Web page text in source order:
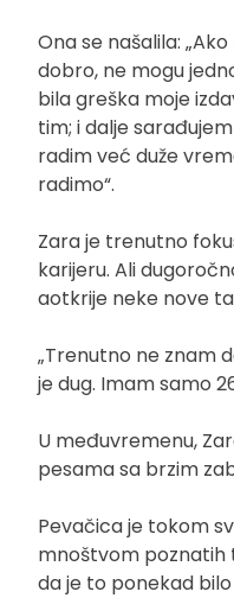
Ona se našalila:
dobro, ne mogu
bila greška moje
tim; i dalje
radim već duže
radimo“.
Zara je trenutno
karijeru. Ali
aotkrije neke nove
„Trenutno ne znam
je dug. Imam samo
U međuvremenu,
pesama sa brzim
Pevačica je tokom
mnoštvom poznatih
da je to ponekad